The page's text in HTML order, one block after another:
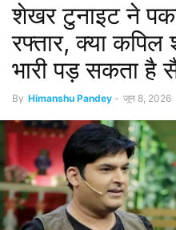
शेखर टुनाइट ने
रफ्तार, क्या कपिल
भारी पड़ सकता है
By Himanshu Pandey - जून 8, 2026